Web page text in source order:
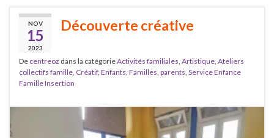
NOV
15
2023
Découverte créative
De centreoz dans la catégorieActivités familiales Artistique Ateliers
collectifs famille Créatif, Enfants Familles parents Service Enfance
Famille Insertion